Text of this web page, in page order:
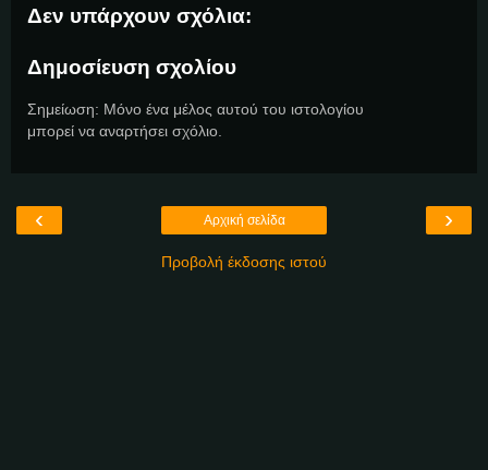
Δεν υπάρχουν σχόλια:
Δημοσίευση σχολίου
Σημείωση: Μόνο ένα μέλος αυτού του ιστολογίου
μπορεί να αναρτήσει σχόλιο.
‹ ›
Αρχική σελίδα
Προβολή έκδοσης ιστού